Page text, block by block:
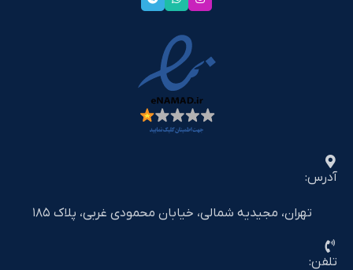
آدرس:
تهران، مجیدیه شمالی، خیابان محمودی غربی، پلاک ۱۸۵
تلفن: